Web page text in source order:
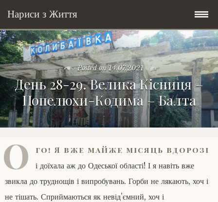
Нариси з Життя
Skip
to
content
Мандри
У країні соло
Велосипедні історії у країні
Історії з Бразилії
Соло автостоп
Мандри
Соціальне
Бути жінкою
Екологія
Освіта і виховання
Війна
Всякого по трохи
Зламана рука
Поезія
Мої творіння
Книги
Posts in English
poetry
My Speeches/Мої промови
Home/Додомцю
Posted on14.07.2021
День 28-29. Велика Кісниця –
Попелюхи-Кодима – Балта
О го! Я вже майже місяць вдорозі
і доїхала аж до Одеської області! І я навіть вже
звикла до труднощів і випробувань. Горби не лякають, хоч і
не тішать. Сприймаються як невід’ємний, хоч і